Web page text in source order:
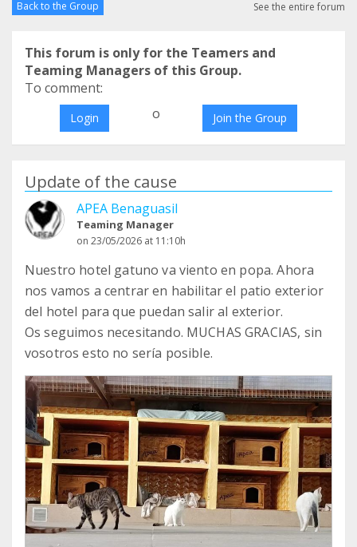
Back to the Group See the entire forum
This forum is only for the Teamers and
Teaming Managers of this Group.
To comment:
Login o Join the Group
Update of the cause
APEA Benaguasil
Teaming Manager
on 23/05/2026 at 11:10h
Nuestro hotel gatuno va viento en popa. Ahora
nos vamos a centrar en habilitar el patio exterior
del hotel para que puedan salir al exterior.
Os seguimos necesitando. MUCHAS GRACIAS, sin
vosotros esto no sería posible.